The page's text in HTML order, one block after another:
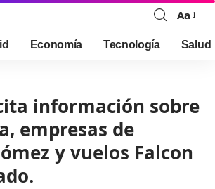
Font
Resizer
Aa
Economía Tecnología Salud
información sobre
empresas de
y vuelos Falcon